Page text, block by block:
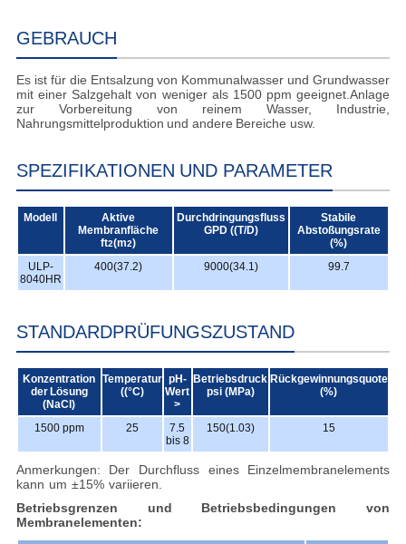
GEBRAUCH
Es ist für die Entsalzung von Kommunalwasser und Grundwasser
mit einer Salzgehalt von weniger als 1500 ppm geeignet.Anlage
zur Vorbereitung von reinem Wasser, Industrie,
Nahrungsmittelproduktion und andere Bereiche usw.
SPEZIFIKATIONEN UND PARAMETER
Modell
Aktive
Membranfläche
ft2(m2)
Durchdringungsfluss
GPD ((T/D)
Stabile
Abstoßungsrate
(%)
ULP-
8040HR
400(37.2) 9000(34.1) 99.7
STANDARDPRÜFUNGSZUSTAND
Konzentration
der Lösung
(NaCl)
Temperatur
((°C)
pH-
Wert
>
Betriebsdruck
psi (MPa)
Rückgewinnungsquote
(%)
1500 ppm 25
7.5
bis 8
150(1.03) 15
Anmerkungen: Der Durchfluss eines Einzelmembranelements
kann um ±15% variieren.
Betriebsgrenzen und Betriebsbedingungen von
Membranelementen: